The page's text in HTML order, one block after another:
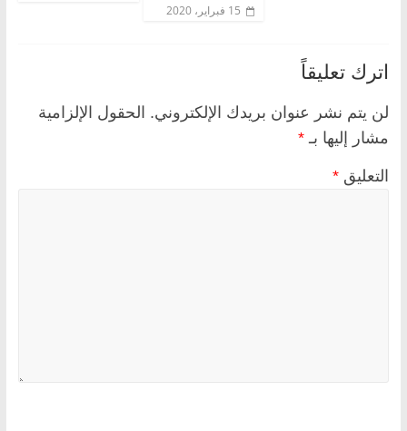
15 فبراير، 2020
اترك تعليقاً
لن يتم نشر عنوان بريدك الإلكتروني. الحقول الإلزامية
مشار إليها بـ *
التعليق *